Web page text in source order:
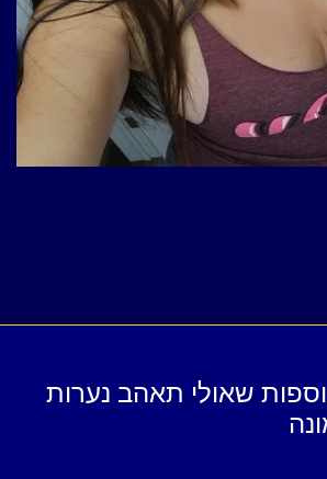
שאולי תאהב נערות